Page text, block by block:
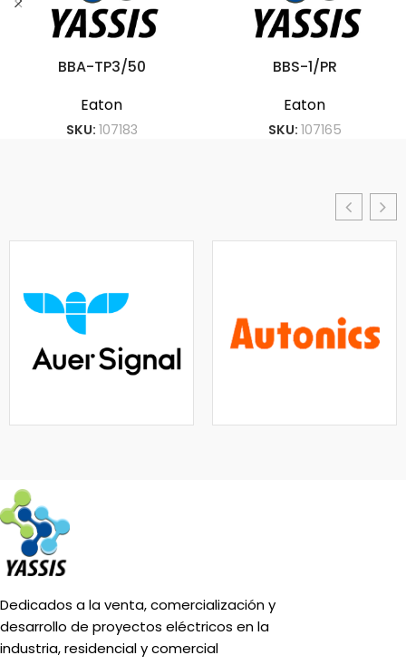
BBA-TP3/50
Eaton
SKU: 107183
BBS-1/PR
Eaton
SKU: 107165
Dedicados a la venta, comercialización y
desarrollo de proyectos eléctricos en la
industria, residencial y comercial